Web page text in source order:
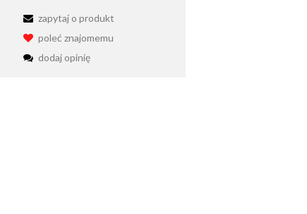
zapytaj o produkt
poleć znajomemu
dodaj opinię